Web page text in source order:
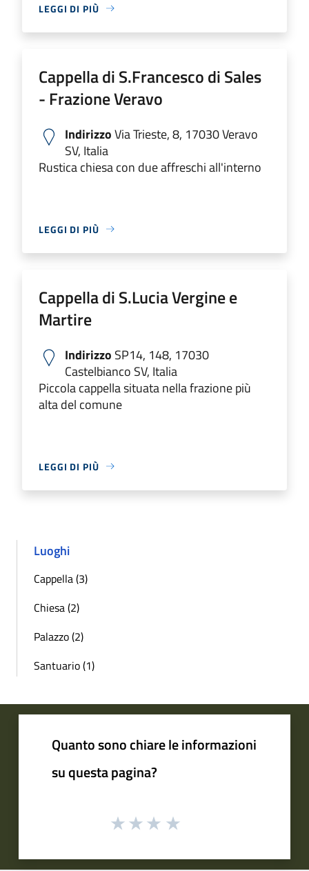
LEGGI DI PIÙ
Cappella di S.Francesco di Sales
- Frazione Veravo
IndirizzoVia Trieste, 8, 17030 Veravo
SV, Italia
Rustica chiesa con due affreschi all'interno
LEGGI DI PIÙ
Cappella di S.Lucia Vergine e
Martire
Indirizzo SP14, 148, 17030
Castelbianco SV, Italia
Piccola cappella situata nella frazione più
alta del comune
LEGGI DI PIÙ
Luoghi
Cappella (3)
Chiesa (2)
Palazzo (2)
Santuario (1)
Quanto sono chiare le informazioni
su questa pagina?